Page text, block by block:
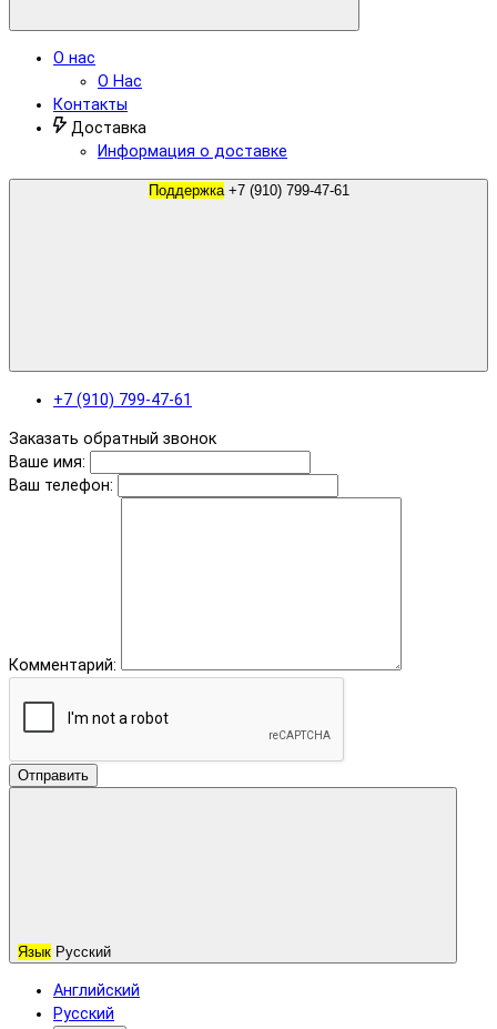
О нас
О Нас
Контакты
Доставка
Информация о доставке
Поддержка +7 (910) 799-47-61
+7 (910) 799-47-61
Заказать обратный звонок
Ваше имя:
Ваш телефон:
Комментарий:
Отправить
Язык Русский
Английский
Русский